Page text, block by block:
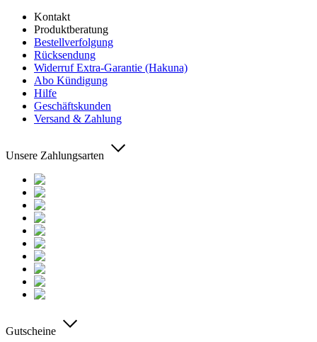
Kontakt
Produktberatung
Bestellverfolgung
Rücksendung
Widerruf Extra-Garantie (Hakuna)
Abo Kündigung
Hilfe
Geschäftskunden
Versand & Zahlung
Unsere Zahlungsarten
Gutscheine